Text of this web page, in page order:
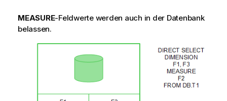
MEASURE-Feldwerte werden auch in der Datenbank
belassen.